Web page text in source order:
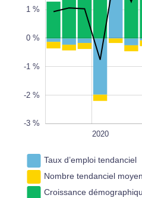
1 %
0 %
-1 %
-2 %
-3 %
2020
Taux d’emploi tendanciel
Nombre tendanciel
Croissance